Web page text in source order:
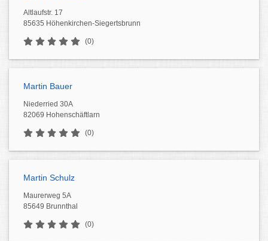
Altlaufstr. 17
85635 Höhenkirchen-Siegertsbrunn
(0)
Martin Bauer
Niederried 30A
82069 Hohenschäftlarn
(0)
Martin Schulz
Maurerweg 5A
85649 Brunnthal
(0)